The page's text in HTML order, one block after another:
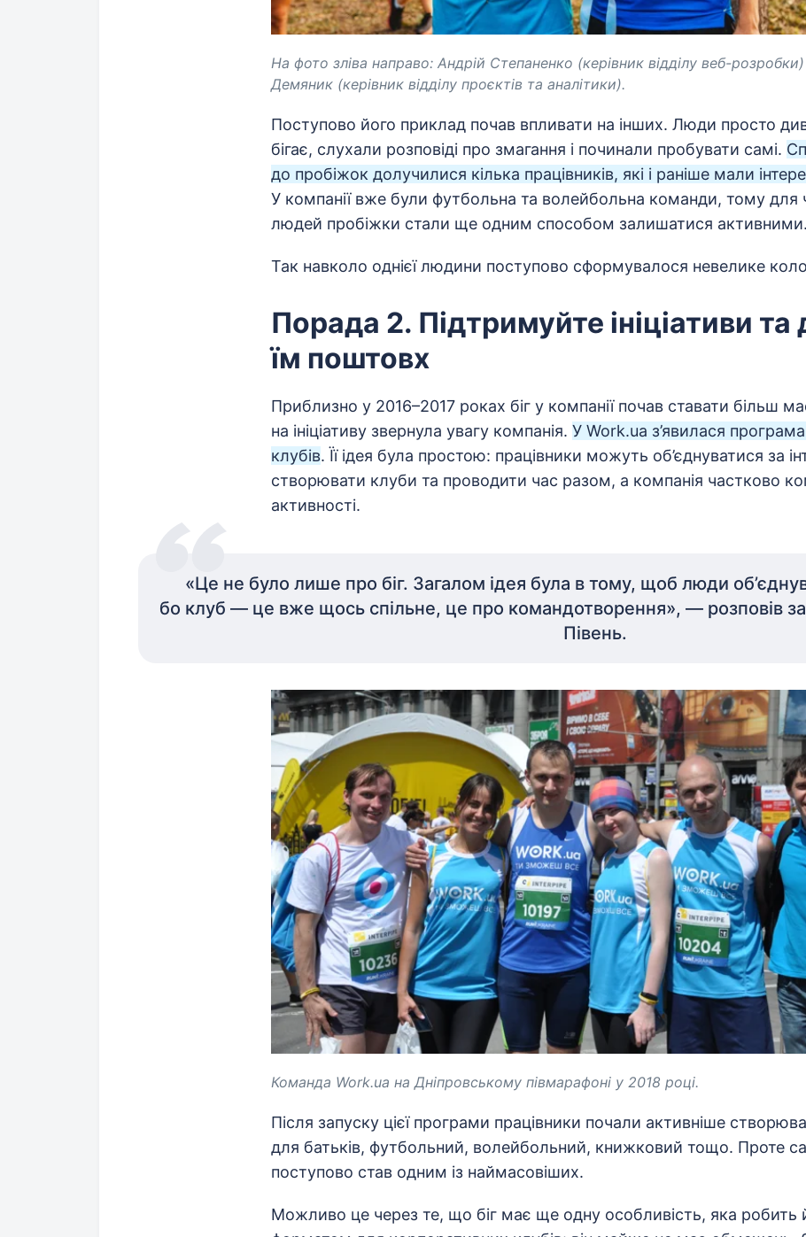
На фото зліва направо: Андрій Степаненко (керівник відділу веб-
Демяник (керівник відділу проєктів та аналітики).
Поступово його приклад почав впливати на інших. Люди просто
бігає, слухали розповіді про змагання і починали пробувати самі.
до пробіжок долучилися кілька працівників, які і раніше мали
У компанії вже були футбольна та волейбольна команди, тому для
людей пробіжки стали ще одним способом залишатися активними.
Так навколо однієї людини поступово сформувалося невелике коло
Порада 2. Підтримуйте ініціативи та
їм поштовх
Приблизно у 2016–2017 роках біг у компанії почав ставати більш
на ініціативу звернула увагу компанія. У Work.ua з’явилася
клубів. Її ідея була простою: працівники можуть об’єднуватися за
створювати клуби та проводити час разом, а компанія частково
активності.
«Це не було лише про біг. Загалом ідея була в тому, щоб люди
бо клуб — це вже щось спільне, це про командотворення», — розповів
Півень.
Команда Work.ua на Дніпровському півмарафоні у 2018 році.
Після запуску цієї програми працівники почали активніше
для батьків, футбольний, волейбольний, книжковий тощо. Проте
поступово став одним із наймасовіших.
Можливо це через те, що біг має ще одну особливість, яка робить